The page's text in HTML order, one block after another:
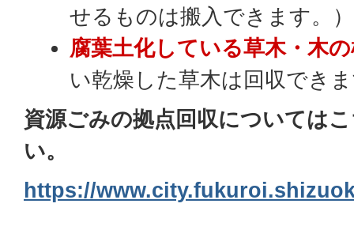
せるものは搬入できます。）
腐葉土化している草木・木
い乾燥した草木は回収でき
資源ごみの拠点回収については
い。
https://